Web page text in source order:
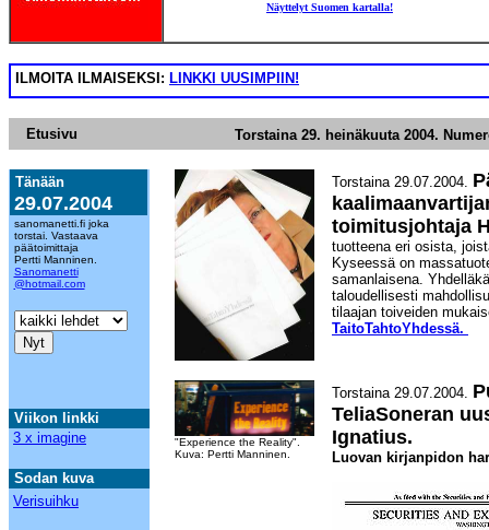
Näyttelyt Suomen kartalla!
ILMOITA ILMAISEKSI: LINKKI UUSIMPIIN!
Etusivu Torstaina 29. heinäkuuta 2004.
Tänään
29.07.2004
sanomanetti.fi joka
torstai. Vastaava
päätoimittaja
Pertti Manninen.
Sanomanetti
@hotmail.com
Viikon linkki
3 x imagine
Sodan kuva
Verisuihku
Torstaina 29.07.2004.
toimitusjohtaja
tuotteena eri osista,
Kyseessä on
samanlaisena.
taloudellisesti
tilaajan toiveiden
TaitoTahtoYhdessä.
"Experience the Reality".
Kuva: Pertti Manninen.
Torstaina 29.07.2004.
TeliaSoneran
Ignatius.
Luovan kirjanpidon